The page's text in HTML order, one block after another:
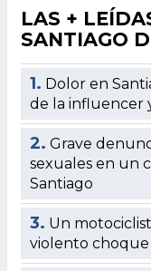
LAS +
SANTIAGO
1. Dolor en
de la influencer
2. Grave
sexuales en un
Santiago
3. Un
violento